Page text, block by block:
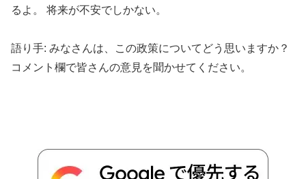
るよ。 将来が不安でしかない。
語り手: みなさんは、この政策についてどう思いますか？
コメント欄で皆さんの意見を聞かせてください。